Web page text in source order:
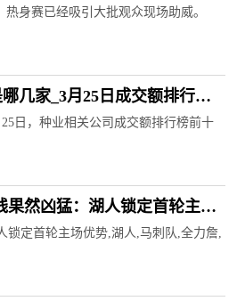
身赛已经吸引大批观众现场助威。
几家_3月25日成交额排行榜
日，种业相关公司成交额排行榜前十
果然凶猛：湖人锁定首轮主场
锁定首轮主场优势,湖人,马刺队,全力詹,